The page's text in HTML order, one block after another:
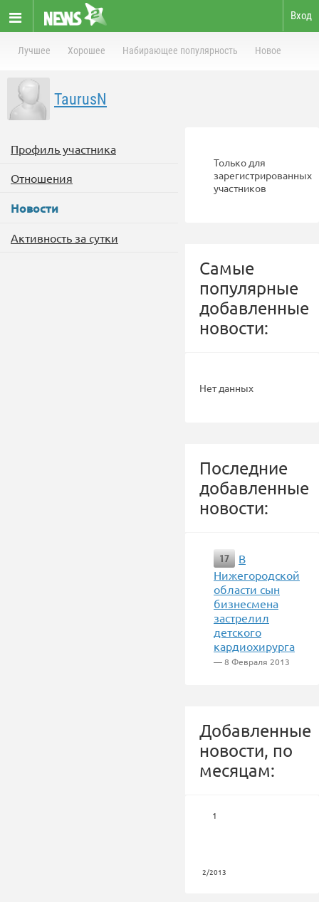
Вход
Лучшее Хорошее Набирающее популярность Новое
TaurusN
Профиль участника
Отношения
Новости
Активность за сутки
Только для
зарегистрированных
участников
Самые
популярные
добавленные
новости:
Нет данных
Последние
добавленные
новости:
17
В
Нижегородской
области сын
бизнесмена
застрелил
детского
кардиохирурга
— 8 Февраля 2013
Добавленные
новости, по
месяцам:
1
2/2013